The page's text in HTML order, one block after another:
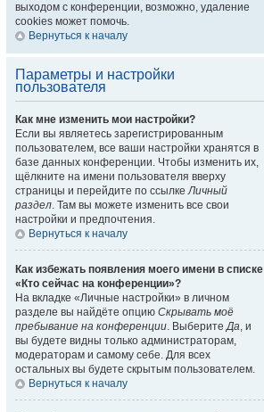
выходом с конференции, возможно, удаление
cookies может помочь.
Вернуться к началу
Параметры и настройки
пользователя
Как мне изменить мои настройки?
Если вы являетесь зарегистрированным
пользователем, все ваши настройки хранятся в
базе данных конференции. Чтобы изменить их,
щёлкните на имени пользователя вверху
страницы и перейдите по ссылкеЛичный
раздел. Там вы можете изменить все свои
настройки и предпочтения.
Вернуться к началу
Как избежать появления моего имени в списке
«Кто сейчас на конференции»?
На вкладке «Личные настройки» в личном
разделе вы найдёте опцию Скрывать моё
пребывание на конференции. ВыберитеДа, и
вы будете видны только администраторам,
модераторам и самому себе. Для всех
остальных вы будете скрытым пользователем.
Вернуться к началу